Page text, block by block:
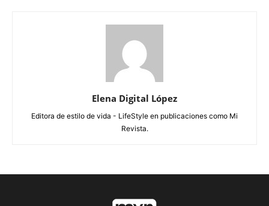
Elena Digital López
Editora de estilo de vida - LifeStyle en publicaciones como Mi
Revista.